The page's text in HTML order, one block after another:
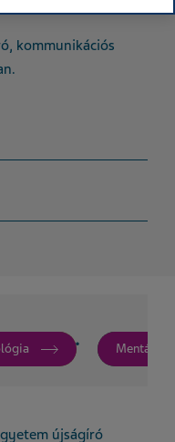
kommunikációs
Mentális
újságíró